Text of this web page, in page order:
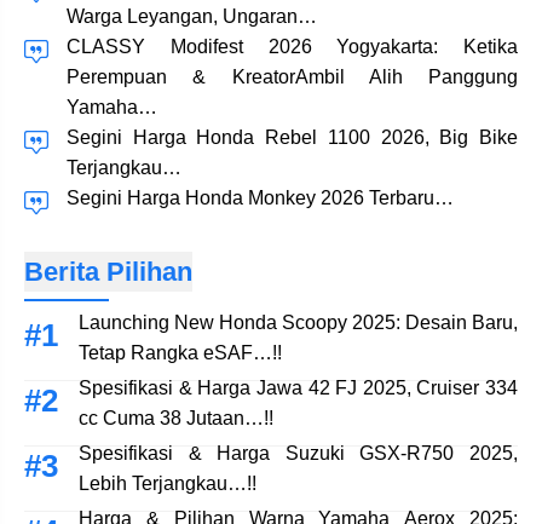
Warga Leyangan, Ungaran…
CLASSY Modifest 2026 Yogyakarta: Ketika
Perempuan & KreatorAmbil Alih Panggung
Yamaha…
Segini Harga Honda Rebel 1100 2026, Big Bike
Terjangkau…
Segini Harga Honda Monkey 2026 Terbaru…
Berita Pilihan
Launching New Honda Scoopy 2025: Desain Baru,
Tetap Rangka eSAF…!!
Spesifikasi & Harga Jawa 42 FJ 2025, Cruiser 334
cc Cuma 38 Jutaan…!!
Spesifikasi & Harga Suzuki GSX-R750 2025,
Lebih Terjangkau…!!
Harga & Pilihan Warna Yamaha Aerox 2025: